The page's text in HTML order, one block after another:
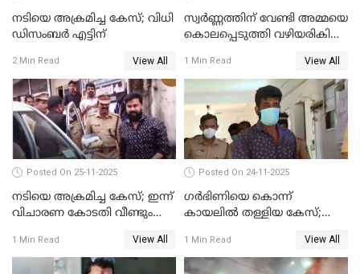
നടിയെ അക്രമിച്ച കേസ്; വിധി
ഡിസംബര്‍ എട്ടിന്
2 Min Read View All
സ്വർണ്ണത്തിന് വേണ്ടി അമ്മയെ
കൊലപ്പെടുത്തി വഴിയരികിൽ
പിടിയിൽ
1 Min Read View All
Posted On 25-11-2025
നടിയെ അക്രമിച്ച കേസ്; ഇന്ന്
വിചാരണ കോടതി വീണ്ടും
1 Min Read View All
Posted On 24-11-2025
ഗര്‍ഭിണിയെ കൊന്ന്
കായലില്‍ തള്ളിയ കേസ്;
1 Min Read View All